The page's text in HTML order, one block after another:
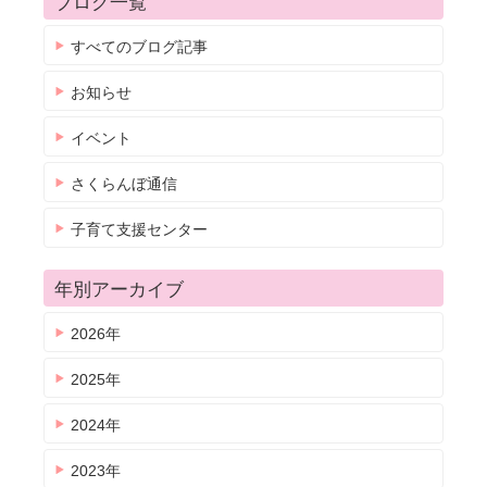
すべてのブログ記事
お知らせ
イベント
さくらんぼ通信
子育て支援センター
年別アーカイブ
2026年
2025年
2024年
2023年